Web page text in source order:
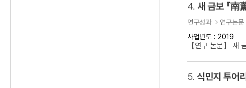
4. 새 금보 『南
연구성과
연구논문
사업년도 : 2019
【연구 논문】
5. 식민지 투어